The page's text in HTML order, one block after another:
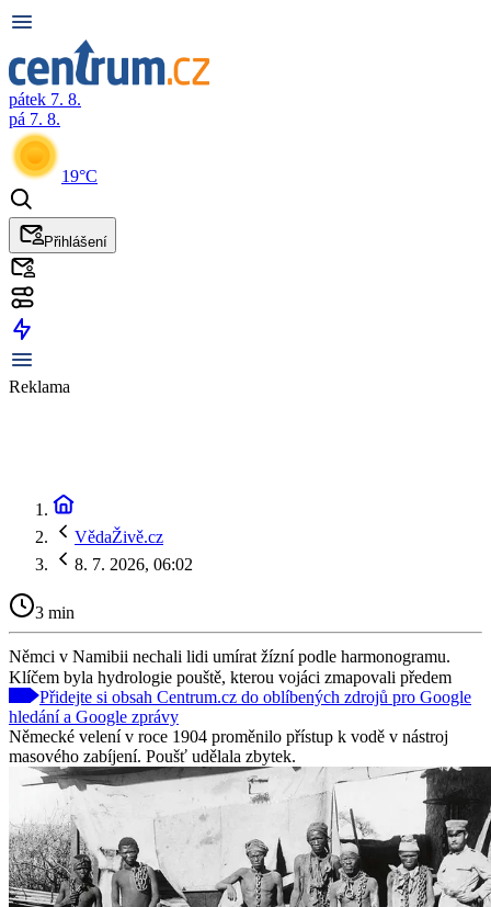
pátek 7. 8.
pá 7. 8.
19°C
Přihlášení
Reklama
VědaŽivě.cz
8. 7. 2026, 06:02
3 min
Němci v Namibii nechali lidi umírat žízní podle harmonogramu.
Klíčem byla hydrologie pouště, kterou vojáci zmapovali předem
Přidejte si obsah Centrum.cz do oblíbených zdrojů pro Google
hledání a Google zprávy
Německé velení v roce 1904 proměnilo přístup k vodě v nástroj
masového zabíjení. Poušť udělala zbytek.